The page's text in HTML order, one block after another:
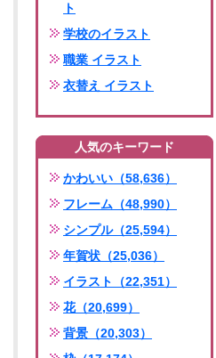
ト
学校のイラスト
職業 イラスト
衣替え イラスト
人気のキーワード
かわいい（58,636）
フレーム（48,990）
シンプル（25,594）
年賀状（25,036）
イラスト（22,351）
花（20,699）
背景（20,303）